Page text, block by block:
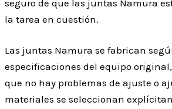
seguro de que las juntas Namura
la tarea en cuestión.
Las juntas Namura se fabrican
especificaciones del equipo
que no hay problemas de ajuste o
materiales se seleccionan